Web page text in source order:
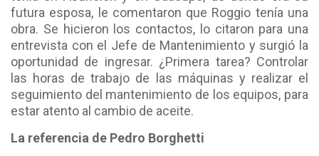
futura esposa, le comentaron que Roggio tenía una
obra. Se hicieron los contactos, lo citaron para una
entrevista con el Jefe de Mantenimiento y surgió la
oportunidad de ingresar. ¿Primera tarea? Controlar
las horas de trabajo de las máquinas y realizar el
seguimiento del mantenimiento de los equipos, para
estar atento al cambio de aceite.
La referencia de Pedro Borghetti